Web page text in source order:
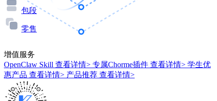
包段
零售
增值服务
OpenClaw Skill 查看详情> 专属Chorme插件 查看详情> 学生优
惠产品 查看详情> 产品推荐 查看详情>